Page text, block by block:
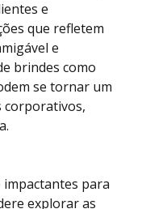
e
que refletem
e
brindes como
se tornar um
corporativos,
impactantes para
explorar as